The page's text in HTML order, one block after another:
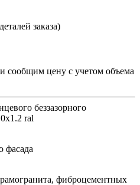
заказа)
сообщим цену с учетом объема
беззазорного
ral
фасада
фиброцементных